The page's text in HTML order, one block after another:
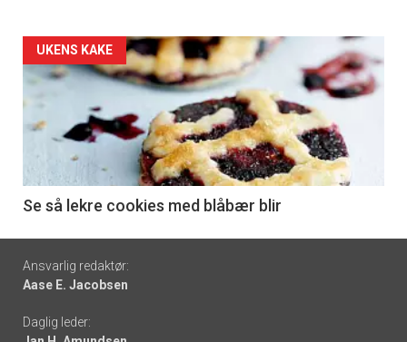
Forsiden
akkurat
nå
6
UKENS KAKE
Se så lekre cookies med blåbær blir
Footer
-
links
Ansvarlig redaktør:
Aase E. Jacobsen
Daglig leder: